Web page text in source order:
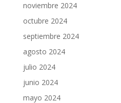
noviembre 2024
octubre 2024
septiembre 2024
agosto 2024
julio 2024
junio 2024
mayo 2024